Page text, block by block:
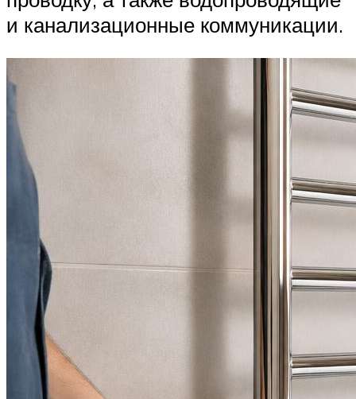
и канализационные коммуникации.